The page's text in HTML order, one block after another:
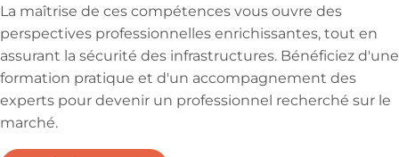
La maîtrise de ces compétences vous ouvre des
perspectives professionnelles enrichissantes, tout en
assurant la sécurité des infrastructures. Bénéficiez d'une
formation pratique et d'un accompagnement des
experts pour devenir un professionnel recherché sur le
marché.